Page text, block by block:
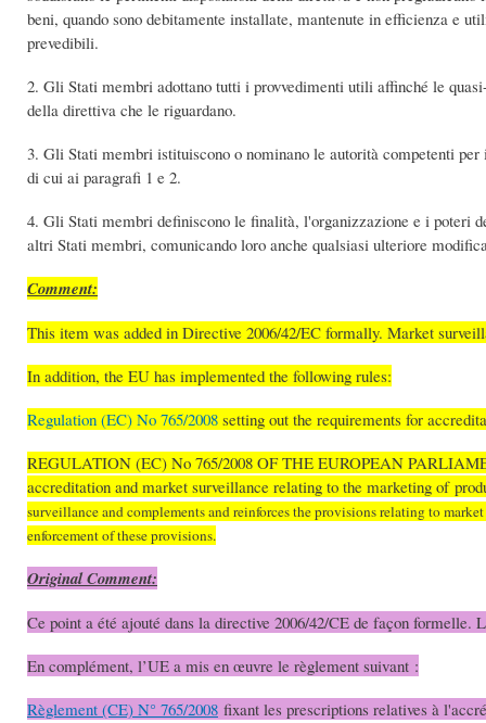
beni, quando sono debitamente installate, mantenute in efficienza e
prevedibili.
2. Gli Stati membri adottano tutti i provvedimenti utili affinché le
della direttiva che le riguardano.
3. Gli Stati membri istituiscono o nominano le autorità competenti
di cui ai paragrafi 1 e 2.
4. Gli Stati membri definiscono le finalità, l'organizzazione e i poteri
altri Stati membri, comunicando loro anche qualsiasi ulteriore
Comment:
This item was added in Directive 2006/42/EC formally. Market
In addition, the EU has implemented the following rules:
Regulation (EC) No 765/2008 setting out the requirements for
REGULATION (EC) No 765/2008 OF THE EUROPEAN
accreditation and market surveillance relating to the marketing of
surveillance and complements and reinforces the provisions relating to
enforcement of these provisions.
Original Comment:
Ce point a été ajouté dans la directive 2006/42/CE de façon formelle.
En complément, l’UE a mis en œuvre le règlement suivant :
Règlement (CE) N° 765/2008 fixant les prescriptions relatives à